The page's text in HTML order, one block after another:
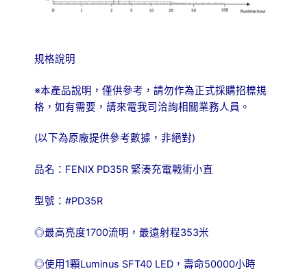
規格說明
※本產品說明，僅供參考，請勿作為正式採購招標規
格，如有需要，請來電我司洽詢相關業務人員。
(以下為原廠提供參考數據，非絕對)
品名：FENIX PD35R 緊湊充電戰術小直
型號：#PD35R
◎最高亮度1700流明，最遠射程353米
◎使用1顆Luminus SFT40 LED，壽命50000小時